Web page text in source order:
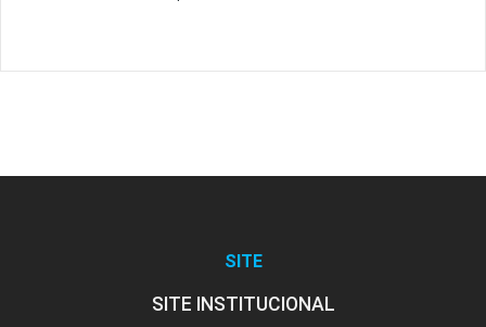
SITE
SITE INSTITUCIONAL